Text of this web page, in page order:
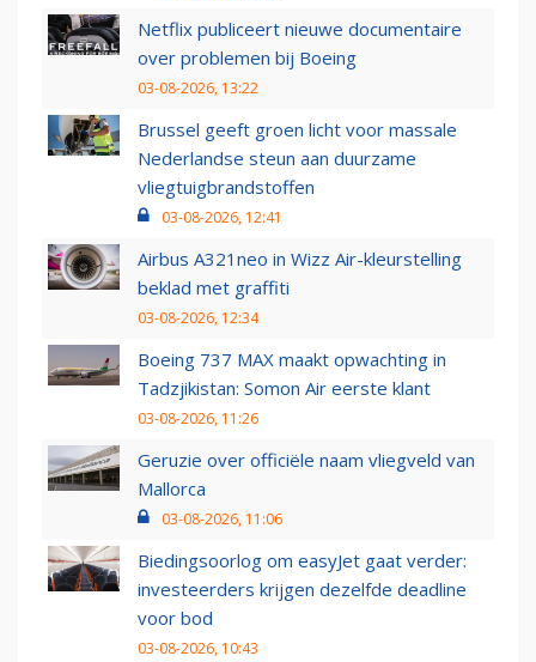
Netflix publiceert nieuwe documentaire
over problemen bij Boeing
03-08-2026, 13:22
Brussel geeft groen licht voor massale
Nederlandse steun aan duurzame
vliegtuigbrandstoffen
03-08-2026, 12:41
Airbus A321neo in Wizz Air-kleurstelling
beklad met graffiti
03-08-2026, 12:34
Boeing 737 MAX maakt opwachting in
Tadzjikistan: Somon Air eerste klant
03-08-2026, 11:26
Geruzie over officiële naam vliegveld van
Mallorca
03-08-2026, 11:06
Biedingsoorlog om easyJet gaat verder:
investeerders krijgen dezelfde deadline
voor bod
03-08-2026, 10:43